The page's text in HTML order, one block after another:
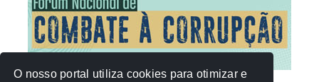
O nosso portal utiliza cookies para otimizar e